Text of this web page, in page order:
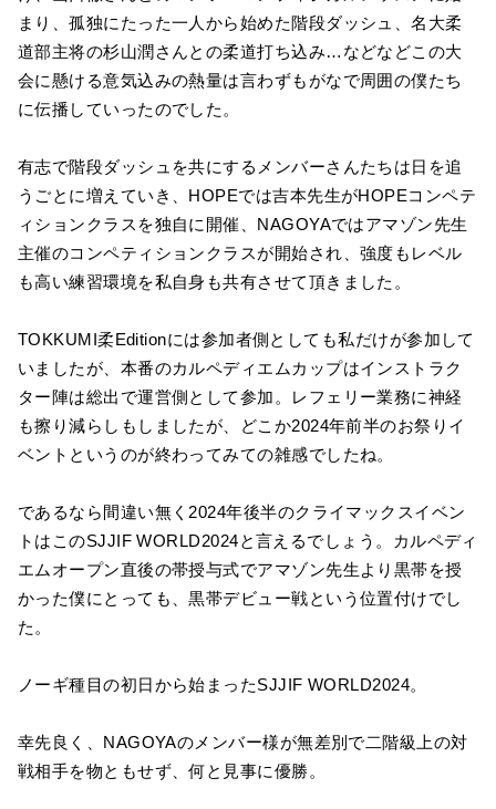
まり、孤独にたった一人から始めた階段ダッシュ、名大柔
道部主将の杉山潤さんとの柔道打ち込み…などなどこの大
会に懸ける意気込みの熱量は言わずもがなで周囲の僕たち
に伝播していったのでした。
有志で階段ダッシュを共にするメンバーさんたちは日を追
うごとに増えていき、HOPEでは吉本先生がHOPEコンペテ
ィションクラスを独自に開催、NAGOYAではアマゾン先生
主催のコンペティションクラスが開始され、強度もレベル
も高い練習環境を私自身も共有させて頂きました。
TOKKUMI柔Editionには参加者側としても私だけが参加して
いましたが、本番のカルペディエムカップはインストラク
ター陣は総出で運営側として参加。レフェリー業務に神経
も擦り減らしもしましたが、どこか2024年前半のお祭りイ
ベントというのが終わってみての雑感でしたね。
であるなら間違い無く2024年後半のクライマックスイベン
トはこのSJJIF WORLD2024と言えるでしょう。カルペディ
エムオープン直後の帯授与式でアマゾン先生より黒帯を授
かった僕にとっても、黒帯デビュー戦という位置付けでし
た。
ノーギ種目の初日から始まったSJJIF WORLD2024。
幸先良く、NAGOYAのメンバー様が無差別で二階級上の対
戦相手を物ともせず、何と見事に優勝。